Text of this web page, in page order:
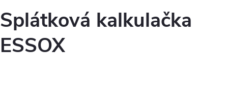
Splátková kalkulačka
ESSOX